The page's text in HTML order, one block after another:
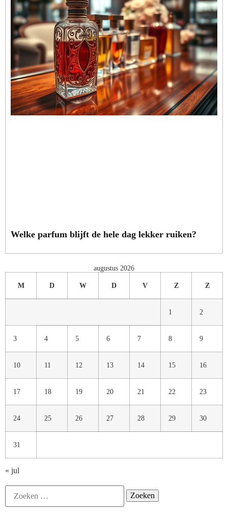
Welke parfum blijft de hele dag lekker ruiken?
augustus 2026
M D W D V Z Z
1 2
3 4 5 6 7 8 9
10 11 12 13 14 15 16
17 18 19 20 21 22 23
24 25 26 27 28 29 30
31
« jul